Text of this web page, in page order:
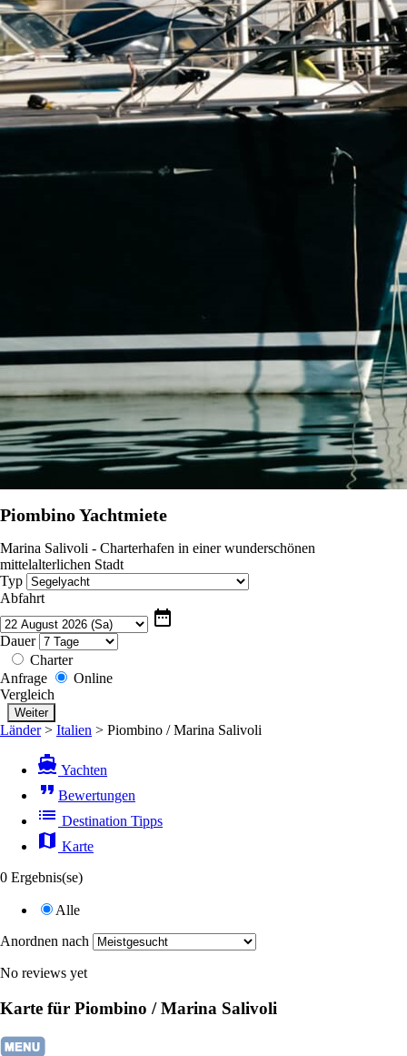
Piombino Yachtmiete
Marina Salivoli - Charterhafen in einer wunderschönen
mittelalterlichen Stadt
Typ
Abfahrt
date_range
Dauer
Charter
Anfrage
Online
Vergleich
Länder> Italien > Piombino / Marina Salivoli
directions_boat Yachten
format_quote Bewertungen
list Destination Tipps
map Karte
0 Ergebnis(se)
Alle
Anordnen nach
No reviews yet
Karte für Piombino / Marina Salivoli